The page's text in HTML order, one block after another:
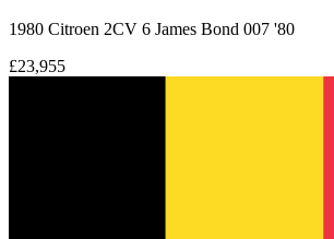
1980 Citroen 2CV 6 James Bond 007 '80
£23,955